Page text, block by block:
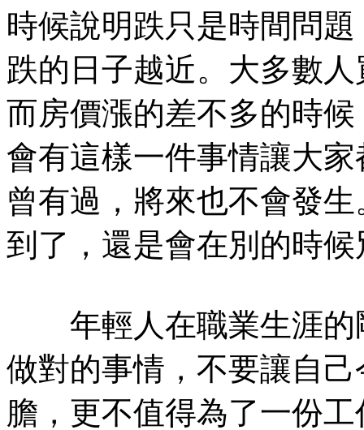
時候說明跌只是時間問
跌的日子越近。大多數
而房價漲的差不多的時
會有這樣一件事情讓大
曾有過，將來也不會發
到了，還是會在別的時
年輕人在職業生涯的
做對的事情，不要讓自
膽，更不值得為了一份